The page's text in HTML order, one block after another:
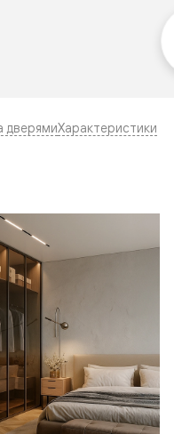
дверямиХарактеристики